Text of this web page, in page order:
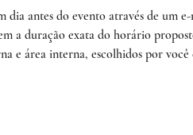
dia antes do evento através de um
a duração exata do horário
e área interna, escolhidos por